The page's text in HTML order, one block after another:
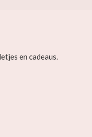
en cadeaus.